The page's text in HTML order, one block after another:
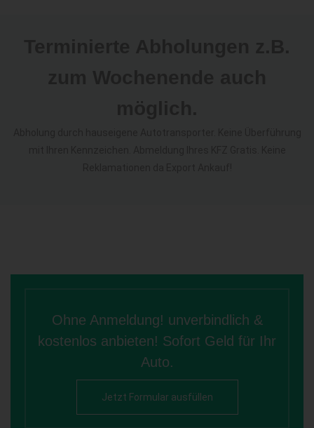
Ohne Anmeldung! unverbindlich &
kostenlos anbieten! Sofort Geld für Ihr
Auto.
Jetzt Formular ausfüllen